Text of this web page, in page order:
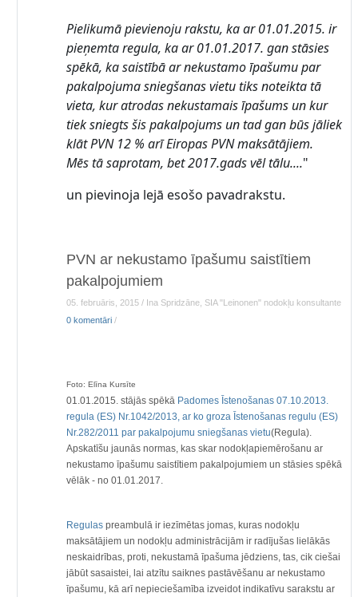
Pielikumā pievienoju rakstu, ka ar 01.01.2015. ir
pieņemta regula, ka ar 01.01.2017. gan stāsies
spēkā, ka saistībā ar nekustamo īpašumu par
pakalpojuma sniegšanas vietu tiks noteikta tā
vieta, kur atrodas nekustamais īpašums un kur
tiek sniegts šis pakalpojums un tad gan būs jāliek
klāt PVN 12 % arī Eiropas PVN maksātājiem.
Mēs tā saprotam, bet 2017.gads vēl tālu...."
un pievinoja lejā esošo pavadrakstu.
PVN ar nekustamo īpašumu saistītiem
pakalpojumiem
05. februāris, 2015 / Ina Spridzāne, SIA "Leinonen" nodokļu konsultante
0 komentāri/
Foto: Elīna Kursīte
01.01.2015. stājās spēkā Padomes Īstenošanas 07.10.2013.
regula (ES) Nr.1042/2013, ar ko groza Īstenošanas regulu (ES)
Nr.282/2011 par pakalpojumu sniegšanas vietu(Regula).
Apskatīšu jaunās normas, kas skar nodokļapiemērošanu ar
nekustamo īpašumu saistītiem pakalpojumiem un stāsies spēkā
vēlāk - no 01.01.2017.
Regulas preambulā ir iezīmētas jomas, kuras nodokļu
maksātājiem un nodokļu administrācijām ir radījušas lielākās
neskaidrības, proti, nekustamā īpašuma jēdziens, tas, cik ciešai
jābūt sasaistei, lai atzītu saiknes pastāvēšanu ar nekustamo
īpašumu, kā arī nepieciešamība izveidot indikatīvu sarakstu ar